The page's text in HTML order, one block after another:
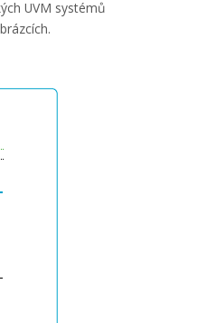
UVM systémů